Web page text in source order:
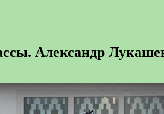
Александр